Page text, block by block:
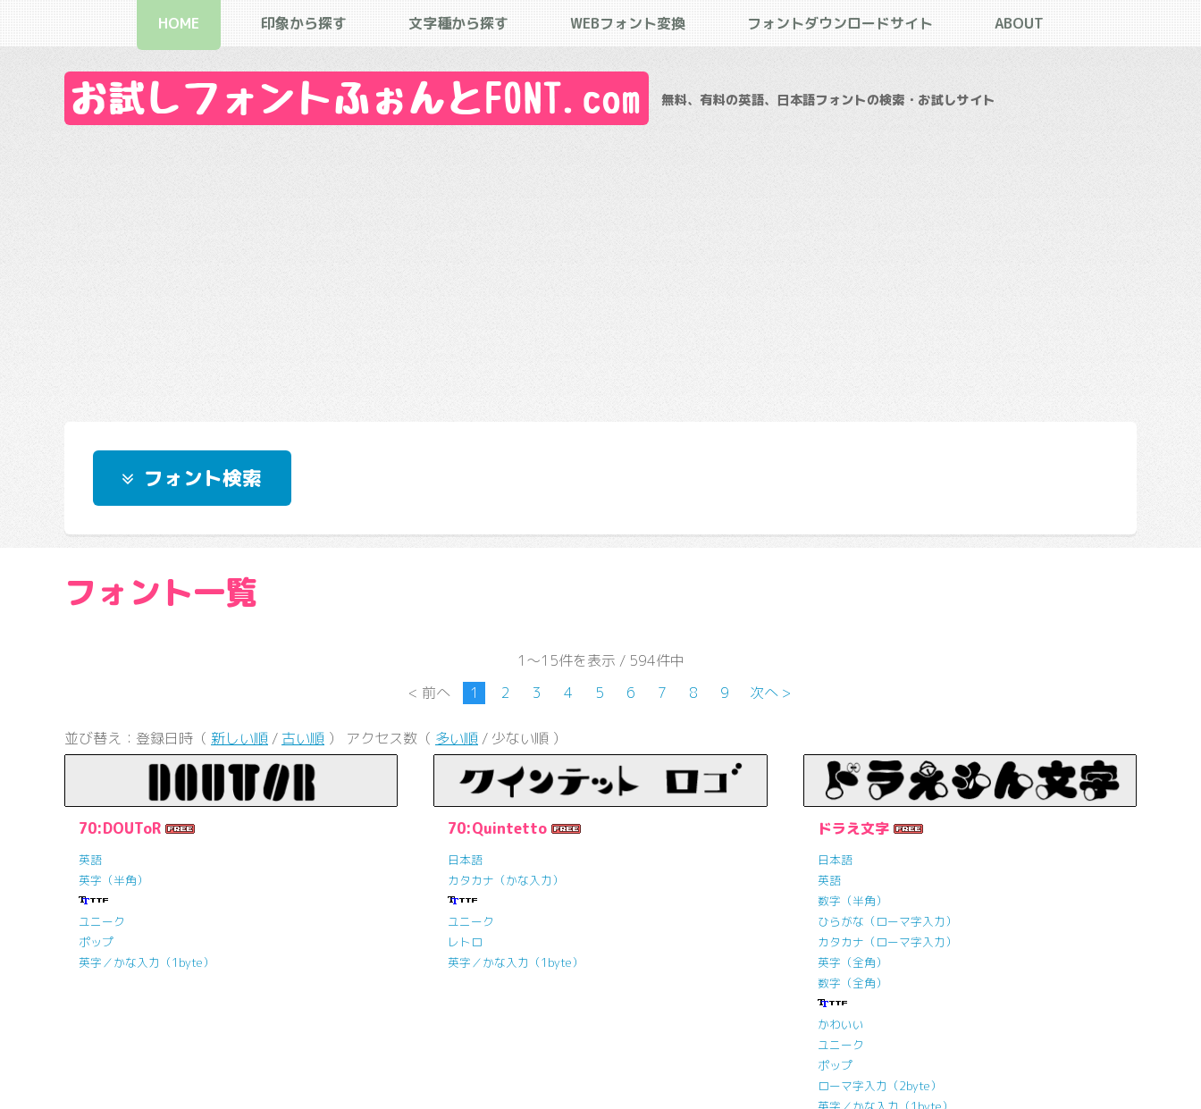
お試しフォントふぉんとFONT.com 無料、有料の英語、日本語フォントの検索・お試しサイト
フォント検索
フォント一覧
1～15件を表示 / 594件中
< 前へ
1 2 3 4 5 6 7 8 9 次へ >
並び替え：登録日時（ 新しい順 / 古い順 ） アクセス数（ 多い順 / 少ない順 ）
70:DOUToR
英語
英字（半角）
ユニーク
ポップ
英字／かな入力（1byte）
70:Quintetto
日本語
カタカナ（かな入力）
ユニーク
レトロ
英字／かな入力（1byte）
ドラえ文字
日本語
英語
数字（半角）
ひらがな（ローマ字入力）
カタカナ（ローマ字入力）
英字（全角）
数字（全角）
かわいい
ユニーク
ポップ
ローマ字入力（2byte）
HOME 印象から探す 文字種から探す WEBフォント変換 フォントダウンロードサイト ABOUT